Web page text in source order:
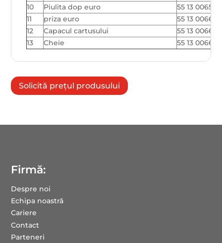
10
Piulita dop euro
55 13 006520
11
priza euro
55 13 006696
12
Capacul cartusului
55 13 006695
13
Cheie 55 13 006685
Solicită prețul produsului
Firmă:
Despre noi
Echipa noastră
Cariere
Contact
Parteneri